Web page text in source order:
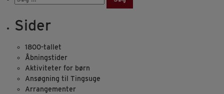
efter:
Sider
1800-tallet
Åbningstider
Aktiviteter for børn
Ansøgning til Tingsuge
Arrangementer